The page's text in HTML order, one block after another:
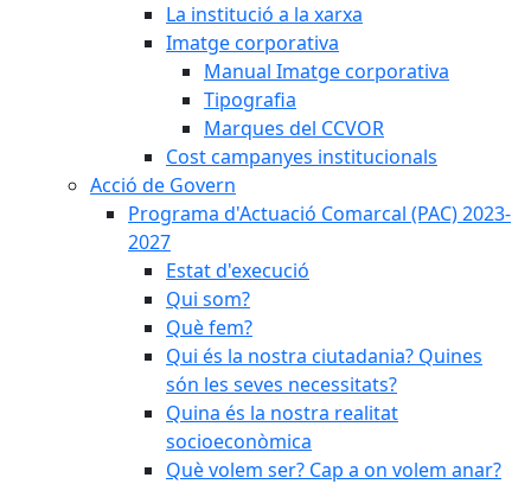
La institució a la xarxa
Imatge corporativa
Manual Imatge corporativa
Tipografia
Marques del CCVOR
Cost campanyes institucionals
Acció de Govern
Programa d'Actuació Comarcal (PAC) 2023-
2027
Estat d'execució
Qui som?
Què fem?
Qui és la nostra ciutadania? Quines
són les seves necessitats?
Quina és la nostra realitat
socioeconòmica
Què volem ser? Cap a on volem anar?